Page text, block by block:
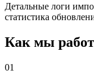
Детальные логи
статистика
Как мы
01